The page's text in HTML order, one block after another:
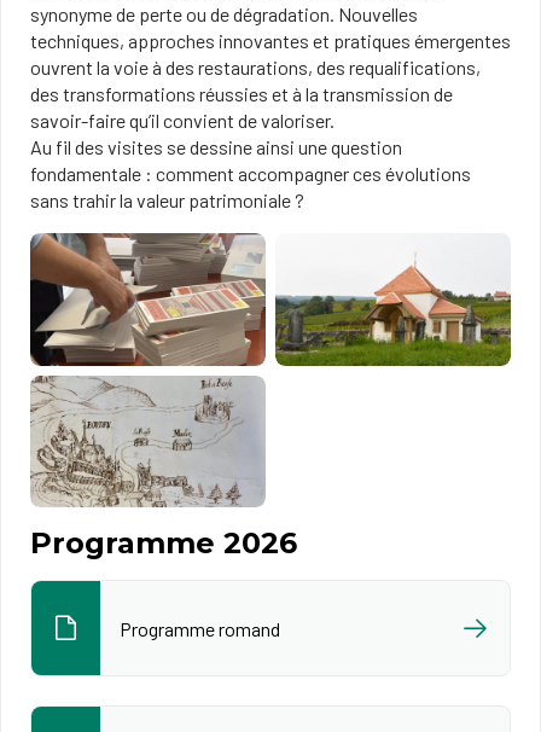
synonyme de perte ou de dégradation. Nouvelles
techniques, approches innovantes et pratiques émergentes
ouvrent la voie à des restaurations, des requalifications,
des transformations réussies et à la transmission de
savoir-faire qu’il convient de valoriser.
Au fil des visites se dessine ainsi une question
fondamentale : comment accompagner ces évolutions
sans trahir la valeur patrimoniale ?
Programme 2026
Programme romand